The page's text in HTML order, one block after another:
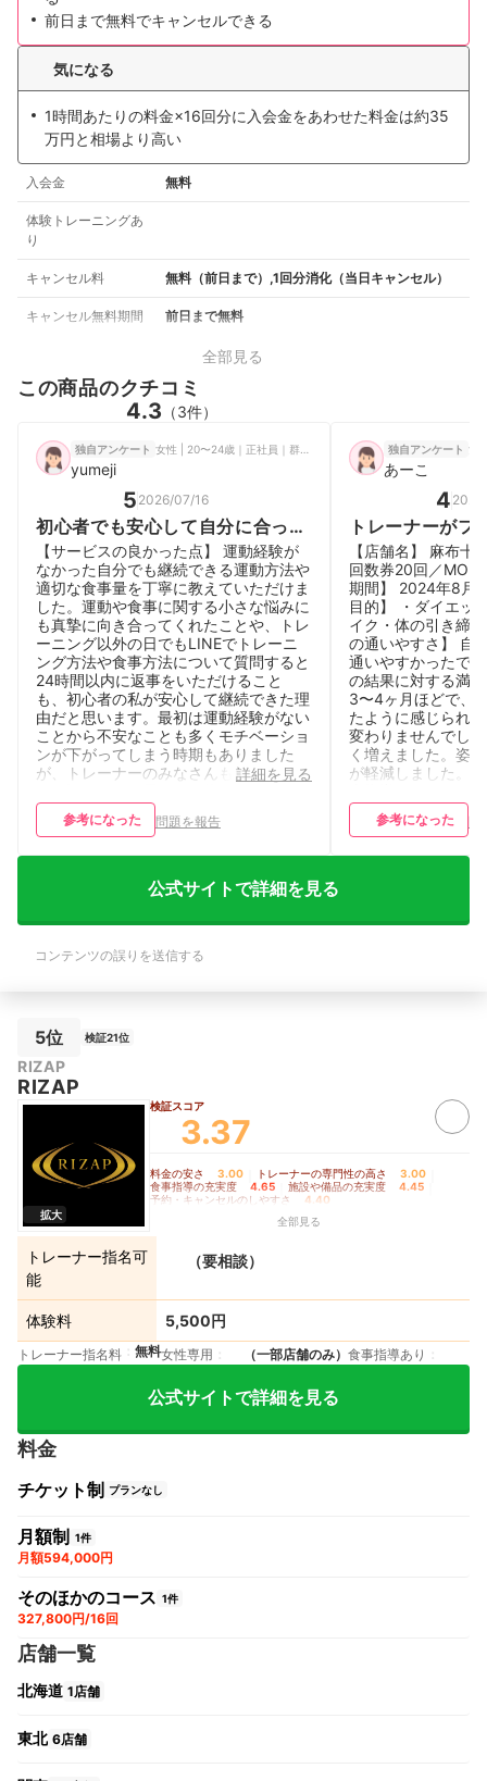
前日まで無料でキャンセルできる
気になる
1時間あたりの料金×16回分に入会金をあわせた料金は約35
万円と相場より高い
入会金 無料
体験トレーニングあ
り
キャンセル料 無料（前日まで）,1回分消化（当日キャンセル）
キャンセル無料期間 前日まで無料
全部見る
この商品のクチコミ
4.3 （3件）
独自アンケート
yumeji
5 2026/07/16
初心者でも安心して自分に合った
トレーニングと食事管理を受ける
ことができる。
【サービスの良かった点】 運動経験が
なかった自分でも継続できる運動方法や
適切な食事量を丁寧に教えていただけま
した。運動や食事に関する小さな悩みに
も真摯に向き合ってくれたことや、トレ
ーニング以外の日でもLINEでトレーニ
ング方法や食事方法について質問すると
24時間以内に返事をいただけること
も、初心者の私が安心して継続できた理
由だと思います。最初は運動経験がない
ことから不安なことも多くモチベーショ
ンが下がってしまう時期もありました
が、トレーナーのみなさんもフレンドリ
たため、週２回のトレーニングを4か月
間継続することができました。通う頻度
います。 【サービスの気になる点・改
善してほしい点】 設備やトレーナーに
料金が高いところが難点でした。予約日
などで予約日時の管理ができれば良いと
思いました。自社のプロテイン、EAA、
サプリメントなども質がとても良く、食
事管理付きのトレーニングプランではそ
の値段も込みでしたが、普通に購入する
と相場の2倍ほど高いので、もう少し安
くなったら良いなと思いました。
詳細を見る
参考になった 問題を報告
独自アンケート 女
あーこ
4
トレーナーがフ
者でも楽しく通
ム
【店舗名】 麻布十
回数券20回／
期間】 2024年8月
目的】 ・ダイエッ
イク・体の引き締
の通いやすさ】 自
通いやすかったで
の結果に対する満
3〜4ヶ月ほどで、
たように感じられ
変わりませんでし
く増えました。姿
が軽減しました。
が、来店時にいろ
報をいただけて助
しかったです。 【
券コースがあった
できるので便利で
セル無料なので、
参考になった
公式サイトで詳細を見る
コンテンツの誤りを送信する
5位 検証21位
RIZAP
RIZAP
拡大
検証スコア
3.37
料金の安さ 3.00 トレーナーの専門性の高さ 3.00
食事指導の充実度 4.65 施設や備品の充実度 4.45
予約・キャンセルのしやすさ
4.40
全部見る
トレーナー指名可
能
（要相談）
体験料 5,500円
トレーナー指名料 無料女性専用 （一部店舗のみ） 食事指導あり
公式サイトで詳細を見る
料金
チケット制 プランなし
月額制 1件
月額594,000円
そのほかのコース 1件
327,800円/16回
店舗一覧
北海道 1店舗
東北 6店舗